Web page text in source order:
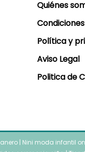
Quiénes
Política y
Aviso Legal
Politica de
| Nini moda infantil